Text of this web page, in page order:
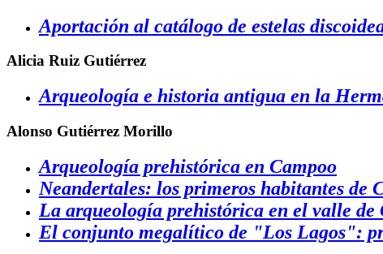
Aportación al catálogo de estelas
Alicia Ruiz Gutiérrez
Arqueología e historia antigua en la
Alonso Gutiérrez Morillo
Arqueología prehistórica en Campoo
Neandertales: los primeros habitantes de
La arqueología prehistórica en el valle de
El conjunto megalítico de "Los Lagos":